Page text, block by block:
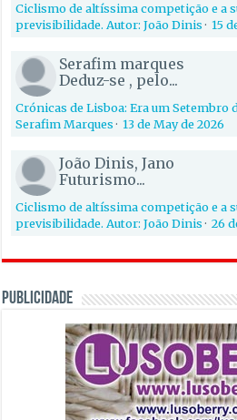
Ciclismo de altíssima competição e a
previsibilidade. Autor: João Dinis·15
Serafim marques
Deduz-se , pelo...
Crónicas de Lisboa: Era um Setembro
Serafim Marques·13 de May de 2026
João Dinis, Jano
Futurismo...
Ciclismo de altíssima competição e a
previsibilidade. Autor: João Dinis·26
PUBLICIDADE